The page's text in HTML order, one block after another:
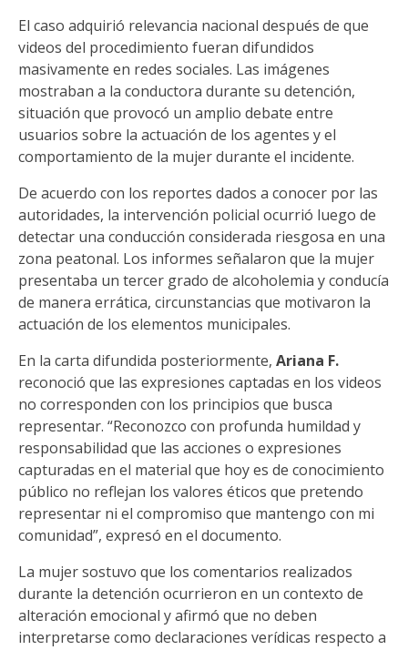
El caso adquirió relevancia nacional después de que
videos del procedimiento fueran difundidos
masivamente en redes sociales. Las imágenes
mostraban a la conductora durante su detención,
situación que provocó un amplio debate entre
usuarios sobre la actuación de los agentes y el
comportamiento de la mujer durante el incidente.
De acuerdo con los reportes dados a conocer por las
autoridades, la intervención policial ocurrió luego de
detectar una conducción considerada riesgosa en una
zona peatonal. Los informes señalaron que la mujer
presentaba un tercer grado de alcoholemia y conducía
de manera errática, circunstancias que motivaron la
actuación de los elementos municipales.
En la carta difundida posteriormente, Ariana F.
reconoció que las expresiones captadas en los videos
no corresponden con los principios que busca
representar. “Reconozco con profunda humildad y
responsabilidad que las acciones o expresiones
capturadas en el material que hoy es de conocimiento
público no reflejan los valores éticos que pretendo
representar ni el compromiso que mantengo con mi
comunidad”, expresó en el documento.
La mujer sostuvo que los comentarios realizados
durante la detención ocurrieron en un contexto de
alteración emocional y afirmó que no deben
interpretarse como declaraciones verídicas respecto a